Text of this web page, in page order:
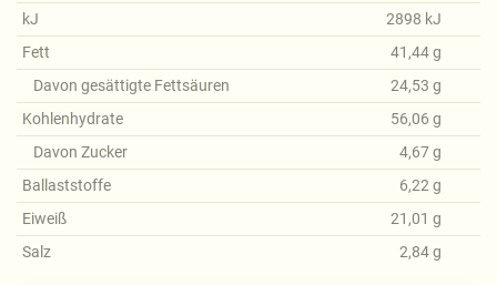
kJ
Fett
Davon gesättigte Fettsäuren
Kohlenhydrate
Davon Zucker
Ballaststoffe
Eiweiß
Salz
2898 kJ
41,44g
24,53 g
56,06 g
4,67g
6,22 g
21,01 g
2,84g